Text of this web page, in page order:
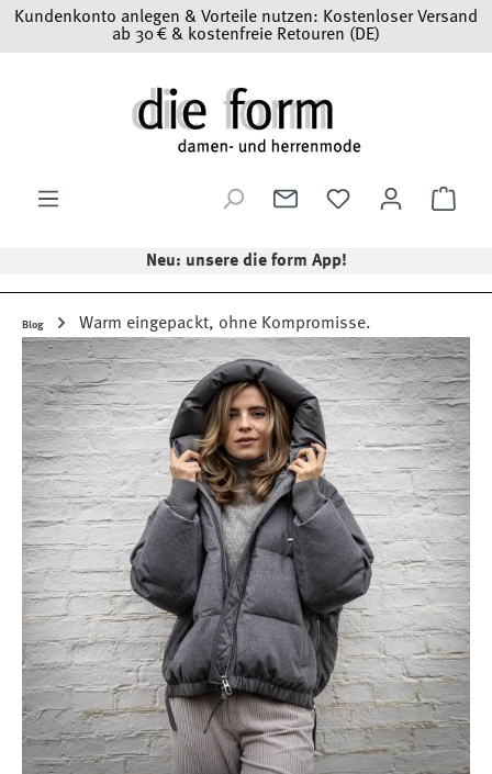
Zum Hauptinhalt springen
Kundenkonto anlegen & Vorteile nutzen: Kostenloser Versand
ab 30 € & kostenfreie Retouren (DE)
Neu: unsere die form App!
Blog Warm eingepackt, ohne Kompromisse.